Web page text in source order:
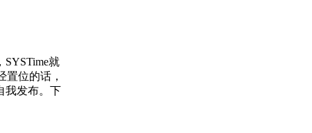
就
置位的话，
我发布。下